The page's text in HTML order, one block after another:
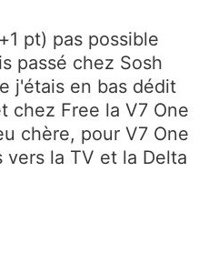
pt) pas possible
passé chez Sosh
j'étais en bas dédit
chez Free la V7 One
chère, pour V7 One
la TV et la Delta